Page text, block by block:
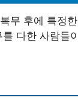
무 후에 특정
다한 사람들